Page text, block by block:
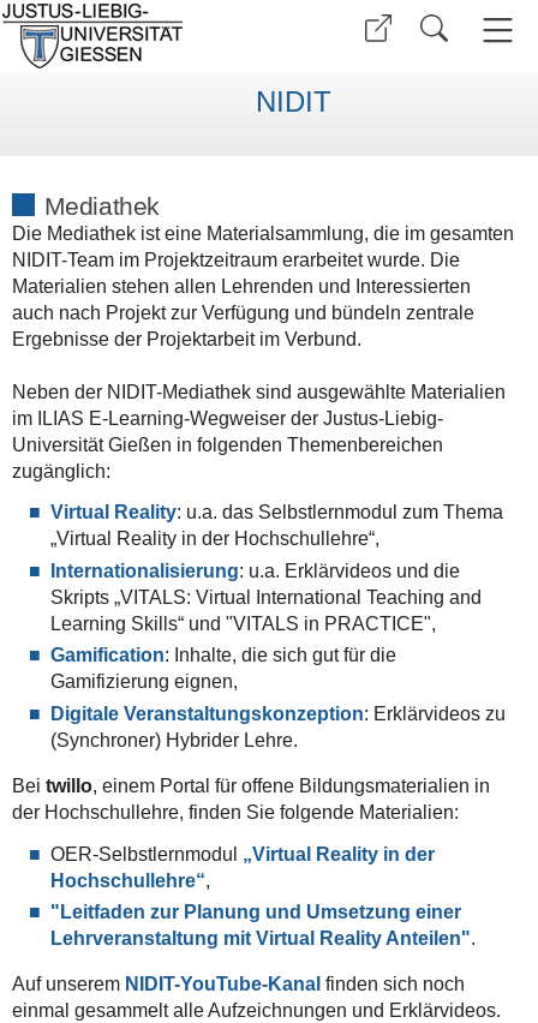
NIDIT
Mediathek
Die Mediathek ist eine Materialsammlung, die im gesamten
NIDIT-Team im Projektzeitraum erarbeitet wurde. Die
Materialien stehen allen Lehrenden und Interessierten
auch nach Projekt zur Verfügung und bündeln zentrale
Ergebnisse der Projektarbeit im Verbund.
Neben der NIDIT-Mediathek sind ausgewählte Materialien
im ILIAS E-Learning-Wegweiser der Justus-Liebig-
Universität Gießen in folgenden Themenbereichen
zugänglich:
Virtual Reality: u.a. das Selbstlernmodul zum Thema
„Virtual Reality in der Hochschullehre“,
Internationalisierung: u.a. Erklärvideos und die
Skripts „VITALS: Virtual International Teaching and
Learning Skills“ und "VITALS in PRACTICE",
Gamification: Inhalte, die sich gut für die
Gamifizierung eignen,
Digitale Veranstaltungskonzeption: Erklärvideos zu
(Synchroner) Hybrider Lehre.
Bei twillo, einem Portal für offene Bildungsmaterialien in
der Hochschullehre, finden Sie folgende Materialien:
OER-Selbstlernmodul „Virtual Reality in der
Hochschullehre“,
"Leitfaden zur Planung und Umsetzung einer
Lehrveranstaltung mit Virtual Reality Anteilen".
Auf unserem NIDIT-YouTube-Kanal finden sich noch
einmal gesammelt alle Aufzeichnungen und Erklärvideos.